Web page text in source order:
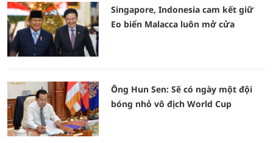
Singapore, Indonesia cam kết giữ
Eo biển Malacca luôn mở cửa
Ông Hun Sen: Sẽ có ngày một đội
bóng nhỏ vô địch World Cup